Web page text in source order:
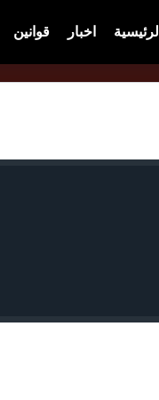
الرئيسية اخبار قوانين